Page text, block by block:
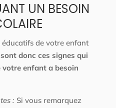
UN BESOIN
éducatifs de votre enfant
donc ces signes qui
enfant a besoin
: Si vous remarquez